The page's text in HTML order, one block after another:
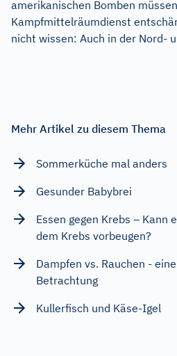
amerikanischen Bomben
Kampfmittelräumdienst
nicht wissen: Auch in der Nord-
Mehr Artikel zu diesem Thema
Sommerküche mal anders
Gesunder Babybrei
Essen gegen Krebs – Kann
dem Krebs vorbeugen?
Dampfen vs. Rauchen -
Betrachtung
Kullerfisch und Käse-Igel